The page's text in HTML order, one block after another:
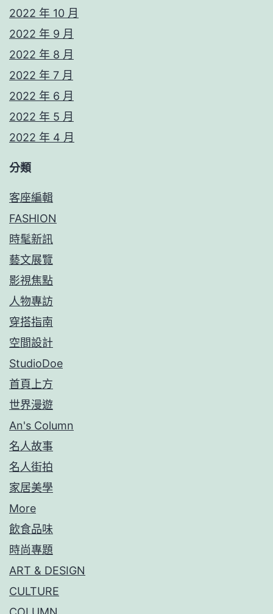
2022 年 10 月
2022 年 9 月
2022 年 8 月
2022 年 7 月
2022 年 6 月
2022 年 5 月
2022 年 4 月
分類
客座編輯
FASHION
時髦新訊
藝文展覽
影視焦點
人物專訪
穿搭指南
空間設計
StudioDoe
首頁上方
世界漫遊
An's Column
名人故事
名人街拍
家居美學
More
飲食品味
時尚專題
ART & DESIGN
CULTURE